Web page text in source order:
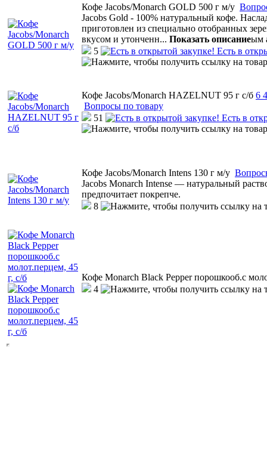
Кофе Jacobs/Monarch GOLD 500 г м/у
Jacobs Gold - 100% натуральный кофе.
приготовлен из специально отобранных
вкусом и утонченн... Показать описаниеым
5
Есть в
Кофе Jacobs/Monarch HAZELNUT 95 г с/б 6
Вопросы по товару
51
Есть в
Кофе Jacobs/Monarch Intens 130 г м/у
Jacobs Monarch Intense — натуральный
предпочитает покрепче.
8
Кофе Monarch Black Pepper порошкооб.с
4